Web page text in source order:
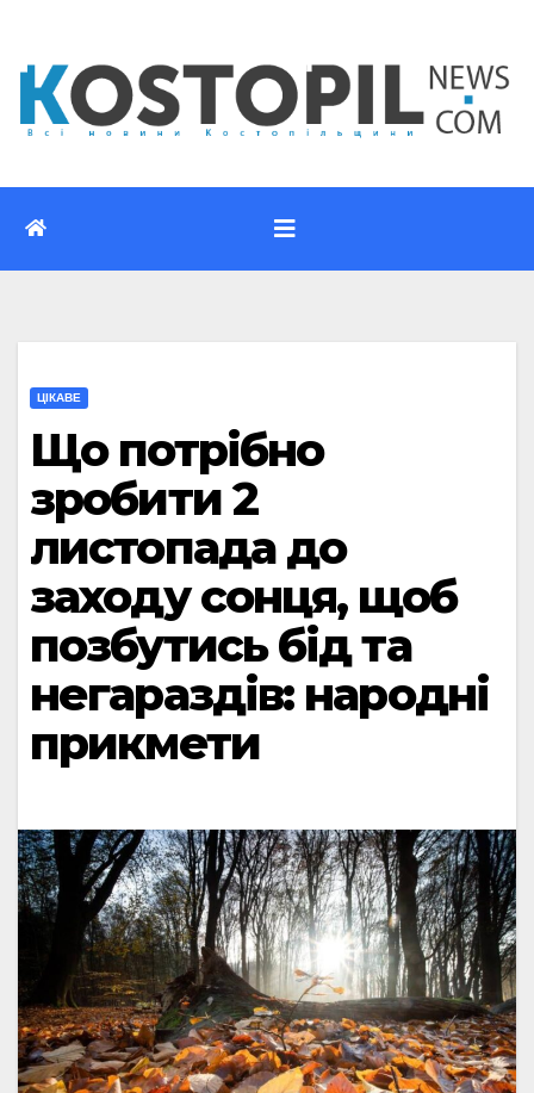
вмісту
ЦІКАВЕ
Що потрібно
зробити 2
листопада до
заходу сонця, щоб
позбутись бід та
негараздів: народні
прикмети